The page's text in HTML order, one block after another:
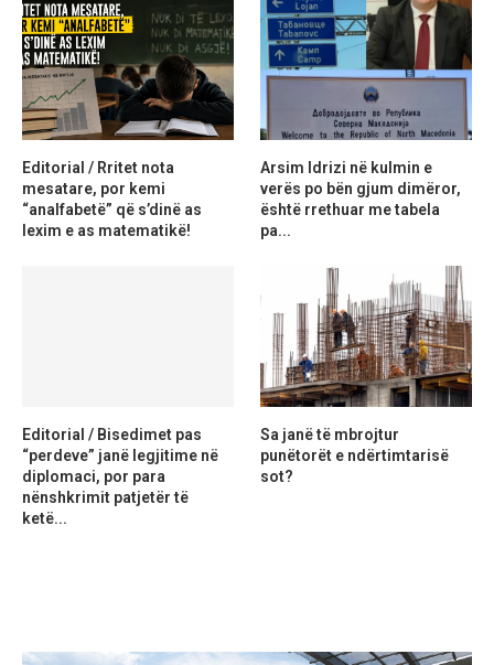
Editorial / Rritet nota
mesatare, por kemi
“analfabetë” që s’dinë as
lexim e as matematikë!
Arsim Idrizi në kulmin e
verës po bën gjum dimëror,
është rrethuar me tabela
pa...
Editorial / Bisedimet pas
“perdeve” janë legjitime në
diplomaci, por para
nënshkrimit patjetër të
ketë...
Sa janë të mbrojtur
punëtorët e ndërtimtarisë
sot?